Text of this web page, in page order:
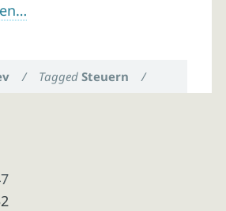
/ TaggedSteuern /